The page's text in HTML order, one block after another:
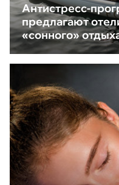
Антистресс-
предлагают
«сонного»